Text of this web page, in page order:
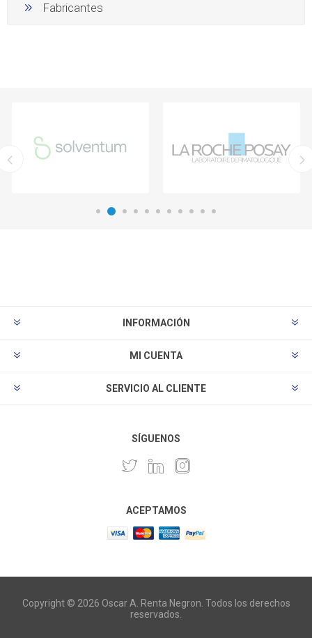
Fabricantes
INFORMACIÓN
MI CUENTA
SERVICIO AL CLIENTE
SÍGUENOS
ACEPTAMOS
Copyright © 2026 Oscar A. Renta Negron. Todos los derechos
reservados.